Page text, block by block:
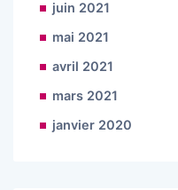
juin 2021
mai 2021
avril 2021
mars 2021
janvier 2020